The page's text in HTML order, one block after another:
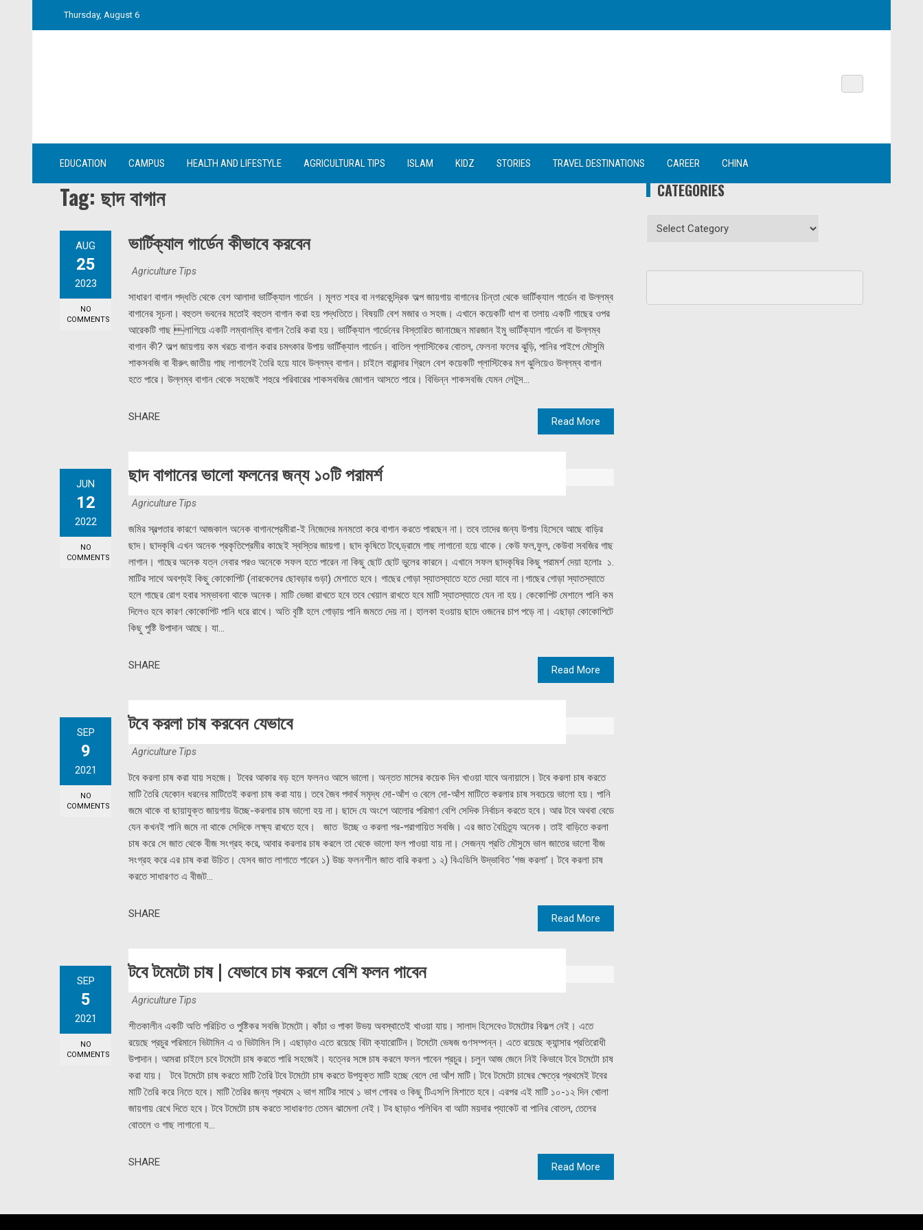
Thursday, August 6
EDUCATION CAMPUS HEALTH AND LIFESTYLE AGRICULTURAL TIPS ISLAM KIDZ STORIES TRAVEL DESTINATIONS CAREER CHINA
Tag: ছাদ বাগান
AUG
25
2023
NO
COMMENTS
ভার্টিক্যাল গার্ডেন কীভাবে করবেন
Agriculture Tips
সাধারণ বাগান পদ্ধতি থেকে বেশ আলাদা ভার্টিক্যাল গার্ডেন । মূলত শহর বা নগরকেন্দ্রিক অল্প জায়গায় বাগানের চিন্তা থেকে ভার্টিক্যাল গার্ডেন বা উল্লম্ব
বাগানের সূচনা। বহুতল ভবনের মতোই বহুতল বাগান করা হয় পদ্ধতিতে। বিষয়টি বেশ মজার ও সহজ। এখানে কয়েকটি ধাপ বা তলায় একটি গাছের ওপর
আরেকটি গাছ লাগিয়ে একটি লম্বালম্বি বাগান তৈরি করা হয়। ভার্টিক্যাল গার্ডেনের বিস্তারিত জানাচ্ছেন মারজান ইমু ভার্টিক্যাল গার্ডেন বা উল্লম্ব
বাগান কী? অল্প জায়গায় কম খরচে বাগান করার চমৎকার উপায় ভার্টিক্যাল গার্ডেন। বাতিল প্লাস্টিকের বোতল, ফেলনা ফলের ঝুড়ি, পানির পাইপে মৌসুমি
শাকসবজি বা বীরুৎ জাতীয় গাছ লাগালেই তৈরি হয়ে যাবে উল্লম্ব বাগান। চাইলে বারান্দার গ্রিলে বেশ কয়েকটি প্লাস্টিকের মগ ঝুলিয়েও উল্লম্ব বাগান
হতে পারে। উল্লম্ব বাগান থেকে সহজেই শহুরে পরিবারের শাকসবজির জোগান আসতে পারে। বিভিন্ন শাকসবজি যেমন লেটুস...
Read More
SHARE
JUN
12
2022
NO
COMMENTS
ছাদ বাগানের ভালো ফলনের জন্য ১০টি পরামর্শ
Agriculture Tips
জমির স্বল্পতার কারণে আজকাল অনেক বাগানপ্রেমীরা-ই নিজেদের মনমতো করে বাগান করতে পারছেন না। তবে তাদের জন্য উপায় হিসেবে আছে বাড়ির
ছাদ। ছাদকৃষি এখন অনেক প্রকৃতিপ্রেমীর কাছেই স্বস্তির জায়গা। ছাদ কৃষিতে টবে,ড্রামে গাছ লাগানো হয়ে থাকে। কেউ ফল,ফুল, কেউবা সবজির গাছ
লাগান। গাছের অনেক যত্ন নেবার পরও অনেকে সফল হতে পারেন না কিছু ছোট ছোট ভুলের কারনে। এখানে সফল ছাদকৃষির কিছু পরামর্শ দেয়া হলোঃ ১.
মাটির সাথে অবশ্যই কিছু কোকোপিট (নারকেলের ছোবড়ার গুড়া) মেশাতে হবে। গাছের গোড়া স্যাতস্যাতে হতে দেয়া যাবে না।গাছের গোড়া স্যাতস্যাতে
হলে গাছের রোগ হবার সম্ভাবনা থাকে অনেক। মাটি ভেজা রাখতে হবে তবে খেয়াল রাখতে হবে মাটি স্যাতস্যাতে যেন না হয়। কেকোপিট মেশালে পানি কম
দিলেও হবে কারণ কোকোপিট পানি ধরে রাখে। অতি বৃষ্টি হলে গোড়ায় পানি জমতে দেয় না। হালকা হওয়ায় ছাদে ওজনের চাপ পড়ে না। এছাড়া কোকোপিটে
কিছু পুষ্টি উপাদান আছে। যা...
Read More
SHARE
SEP
9
2021
NO
COMMENTS
টবে করলা চাষ করবেন যেভাবে
Agriculture Tips
টবে করলা চাষ করা যায় সহজে। টবের আকার বড় হলে ফলনও আসে ভালো। অন্তত মাসের কয়েক দিন খাওয়া যাবে অনায়াসে। টবে করলা চাষ করতে
মাটি তৈরি যেকোন ধরনের মাটিতেই করলা চাষ করা যায়। তবে জৈব পদার্থ সমৃদ্ধ দো-আঁশ ও বেলে দো-আঁশ মাটিতে করলার চাষ সবচেয়ে ভালো হয়। পানি
জমে থাকে বা ছায়াযুক্ত জায়গায় উচ্ছে-করলার চাষ ভালো হয় না। ছাদে যে অংশে আলোর পরিমাণ বেশি সেদিক নির্বাচন করতে হবে। আর টবে অথবা বেডে
যেন কখনই পানি জমে না থাকে সেদিকে লক্ষ্য রাখতে হবে। জাত উচ্ছে ও করলা পর-পরাগায়িত সবজি। এর জাত বৈচিত্র্য অনেক। তাই বাড়িতে করলা
চাষ করে সে জাত থেকে বীজ সংগ্রহ করে, আবার করলার চাষ করলে তা থেকে ভালো ফল পাওয়া যায় না। সেজন্য প্রতি মৌসুমে ভাল জাতের ভালো বীজ
সংগ্রহ করে এর চাষ করা উচিত। যেসব জাত লাগাতে পারেন ১) উচ্চ ফলনশীল জাত বারি করলা ১ ২) বিএডিসি উদ্ভাবিত ‘গজ করলা’। টবে করলা চাষ
করতে সাধারণত এ বীজট...
Read More
SHARE
SEP
5
2021
NO
COMMENTS
টবে টমেটো চাষ | যেভাবে চাষ করলে বেশি ফলন পাবেন
Agriculture Tips
শীতকালীন একটি অতি পরিচিত ও পুষ্টিকর সবজি টমেটো। কাঁচা ও পাকা উভয় অবস্থাতেই খাওয়া যায়। সালাদ হিসেবেও টমেটোর বিকল্প নেই। এতে
রয়েছে প্রচুর পরিমানে ভিটামিন এ ও ভিটামিন সি। এছাড়াও এতে রয়েছে বিটা ক্যারোটিন। টমেটো ভেষজ গুণসম্পন্ন। এতে রয়েছে ক্যান্সার প্রতিরোধী
উপাদান। আমরা চাইলে চবে টমেটো চাষ করতে পারি সহজেই। যত্নের সঙ্গে চাষ করলে ফলন পাবেন প্রচুর। চলুন আজ জেনে নিই কিভাবে টবে টমেটো চাষ
করা যায়। টবে টমেটো চাষ করতে মাটি তৈরি টবে টমেটো চাষ করতে উপযুক্ত মাটি হচ্ছে বেলে দো আঁশ মাটি। টবে টমেটো চাষের ক্ষেত্রে প্রথমেই টবের
মাটি তৈরি করে নিতে হবে। মাটি তৈরির জন্য প্রথমে ২ ভাগ মাটির সাথে ১ ভাগ গোবর ও কিছু টিএসপি মিশাতে হবে। এরপর এই মাটি ১০-১২ দিন খোলা
জায়গায় রেখে দিতে হবে। টবে টমেটো চাষ করতে সাধারণত তেমন ঝামেলা নেই। টব ছাড়াও পলিথিন বা আটা ময়দার প্যাকেট বা পানির বোতল, তেলের
বোতলে ও গাছ লাগানো য...
Read More
SHARE
CATEGORIES
Categories